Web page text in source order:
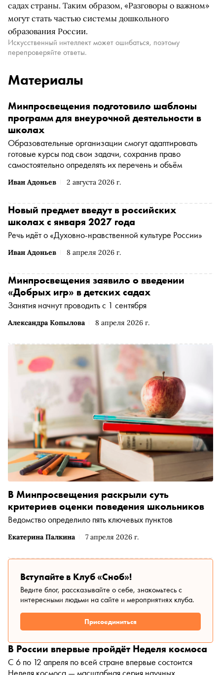
садах страны. Таким образом, «Разговоры о важном»
могут стать частью системы дошкольного
образования России.
Искусственный интеллект может ошибаться, поэтому
перепроверяйте ответы.
Материалы
Иван Адоньев 2 августа 2026 г.
Минпросвещения подготовило шаблоны
программ для внеурочной деятельности в
школах
Образовательные организации смогут адаптировать
готовые курсы под свои задачи, сохранив право
самостоятельно определять их перечень и объём
Иван Адоньев 8 апреля 2026 г.
Новый предмет введут в российских
школах с января 2027 года
Речь идёт о «Духовно-нравственной культуре России»
Александра Копылова 8 апреля 2026 г.
Минпросвещения заявило о введении
«Добрых игр» в детских садах
Занятия начнут проводить с 1 сентября
Екатерина Палкина 7 апреля 2026 г.
В Минпросвещения раскрыли суть
критериев оценки поведения школьников
Ведомство определило пять ключевых пунктов
Вступайте в Клуб «Сноб»!
Ведите блог, рассказывайте о себе, знакомьтесь с
интересными людьми на сайте и мероприятиях клуба.
Присоединиться
В России впервые пройдёт Неделя космоса
С 6 по 12 апреля по всей стране впервые состоится